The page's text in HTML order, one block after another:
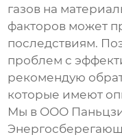
газов на
факторов может
последствиям.
проблем с
рекомендую
которые имеют
Мы в ООО